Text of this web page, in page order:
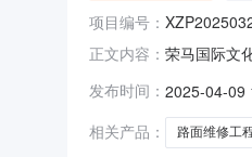
项目编号：
正文内容： 荣马国际文
名称投标报
发布时间： 2025-04-09
相关产品：
路面维修工